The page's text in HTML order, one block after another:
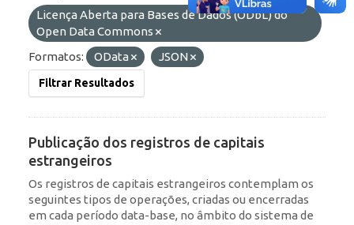
Licença Aberta para Bases de Dados (ODbL) do
Open Data Commons
Formatos:
OData JSON
Filtrar Resultados
Publicação dos registros de capitais
estrangeiros
Os registros de capitais estrangeiros contemplam os
seguintes tipos de operações, criadas ou encerradas
em cada período data-base, no âmbito do sistema de